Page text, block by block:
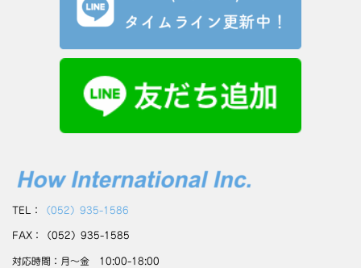
TEL： （052）935-1586
FAX：（052）935-1585
対応時間：月～金 10:00-18:00